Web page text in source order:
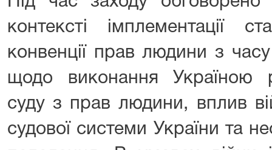
контексті імплементації
конвенції прав людини з часу
щодо виконання Україною
суду з прав людини, вплив
судової системи України та